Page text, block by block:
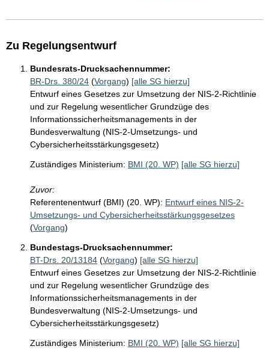
Zu Regelungsentwurf
Bundesrats-Drucksachennummer:
BR-Drs. 380/24 (Vorgang) [alle SG hierzu]
Entwurf eines Gesetzes zur Umsetzung der NIS-2-Richtlinie
und zur Regelung wesentlicher Grundzüge des
Informationssicherheitsmanagements in der
Bundesverwaltung (NIS-2-Umsetzungs- und
Cybersicherheitsstärkungsgesetz)
Zuständiges Ministerium: BMI (20. WP) [alle SG hierzu]
Zuvor:
Referentenentwurf (BMI) (20. WP): Entwurf eines NIS-2-
Umsetzungs- und Cybersicherheitsstärkungsgesetzes
(Vorgang)
Bundestags-Drucksachennummer:
BT-Drs. 20/13184 (Vorgang) [alle SG hierzu]
Entwurf eines Gesetzes zur Umsetzung der NIS-2-Richtlinie
und zur Regelung wesentlicher Grundzüge des
Informationssicherheitsmanagements in der
Bundesverwaltung (NIS-2-Umsetzungs- und
Cybersicherheitsstärkungsgesetz)
Zuständiges Ministerium: BMI (20. WP) [alle SG hierzu]